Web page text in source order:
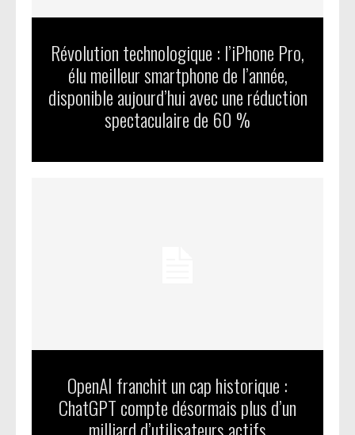
Révolution technologique : l’iPhone Pro,
élu meilleur smartphone de l’année,
disponible aujourd’hui avec une réduction
spectaculaire de 60 %
OpenAI franchit un cap historique :
ChatGPT compte désormais plus d’un
milliard d’utilisateurs actifs